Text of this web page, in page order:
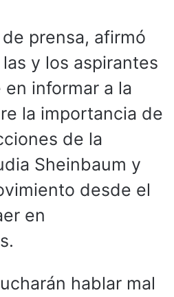
prensa, afirmó
y los aspirantes
informar a la
la importancia de
de la
Sheinbaum y
desde el
en
hablar mal